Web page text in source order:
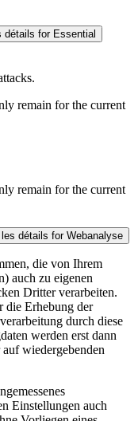
détails for Essential
remain for the current
remain for the current
détails for Webanalyse
die von Ihrem
auch zu eigenen
Dritter verarbeiten.
die Erhebung der
durch diese
werden erst dann
wiedergebenden
Einstellungen auch